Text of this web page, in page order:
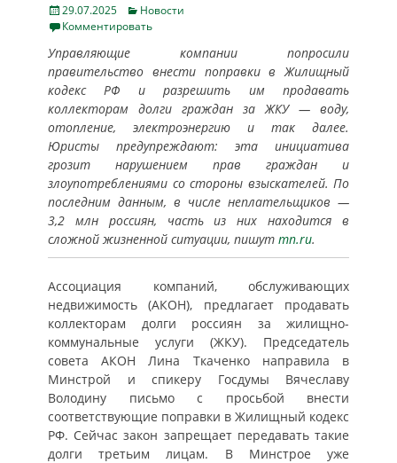
Posted
on
29.07.2025 Categories
Новости
Комментировать
Управляющие компании попросили
правительство внести поправки в Жилищный
кодекс РФ и разрешить им продавать
коллекторам долги граждан за ЖКУ — воду,
отопление, электроэнергию и так далее.
Юристы предупреждают: эта инициатива
грозит нарушением прав граждан и
злоупотреблениями со стороны взыскателей. По
последним данным, в числе неплательщиков —
3,2 млн россиян, часть из них находится в
сложной жизненной ситуации, пишут mn.ru.
Ассоциация компаний, обслуживающих
недвижимость (АКОН), предлагает продавать
коллекторам долги россиян за жилищно-
коммунальные услуги (ЖКУ). Председатель
совета АКОН Лина Ткаченко направила в
Минстрой и спикеру Госдумы Вячеславу
Володину письмо с просьбой внести
соответствующие поправки в Жилищный кодекс
РФ. Сейчас закон запрещает передавать такие
долги третьим лицам. В Минстрое уже